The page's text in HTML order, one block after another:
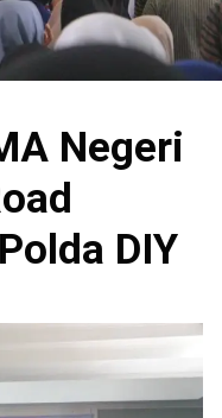
Negeri
DIY